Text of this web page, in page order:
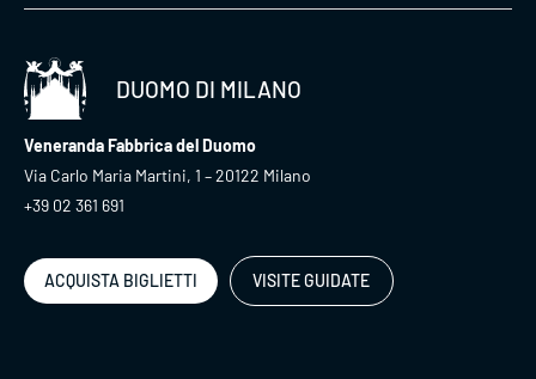
DUOMO DI MILANO
Veneranda Fabbrica del Duomo
Via Carlo Maria Martini, 1 – 20122 Milano
+39 02 361 691
ACQUISTA BIGLIETTI VISITE GUIDATE